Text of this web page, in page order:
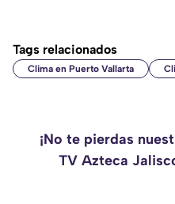
Tags relacionados
Clima en Puerto Vallarta
¡No te pierdas
TV Azteca